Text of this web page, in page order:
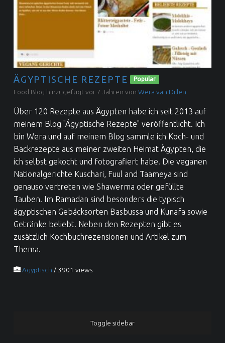
ÄGYPTISCHE REZEPTE Popular
Food Blog hinzugefügt vor 7 Jahren von Wera van Dillen
Über 120 Rezepte aus Ägypten habe ich seit 2013 auf
meinem Blog "Ägyptische Rezepte" veröffentlicht. Ich
bin Wera und auf meinem Blog sammle ich Koch- und
Backrezepte aus meiner zweiten Heimat Ägypten, die
ich selbst gekocht und fotografiert habe. Die veganen
Nationalgerichte Kuschari, Fuul and Taameya sind
genauso vertreten wie Shawerma oder gefüllte
Tauben. Im Ramadan sind besonders die typisch
ägyptischen Gebäcksorten Basbussa und Kunafa sowie
Getränke beliebt. Neben den Rezepten gibt es
zusätzlich Kochbuchrezensionen und Artikel zum
Thema.
Ägyptisch / 3901 views
Toggle sidebar